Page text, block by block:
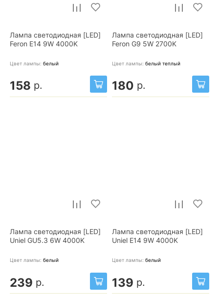
Лампа светодиодная [LED]
Feron E14 9W 4000K
Цвет лампы: белый
158 р.
Лампа светодиодная [LED]
Feron G9 5W 2700K
Цвет лампы: белый теплый
180 р.
Лампа светодиодная [LED]
Uniel GU5.3 6W 4000K
Цвет лампы: белый
239 р.
Лампа светодиодная [LED]
Uniel E14 9W 4000K
Цвет лампы: белый
139 р.